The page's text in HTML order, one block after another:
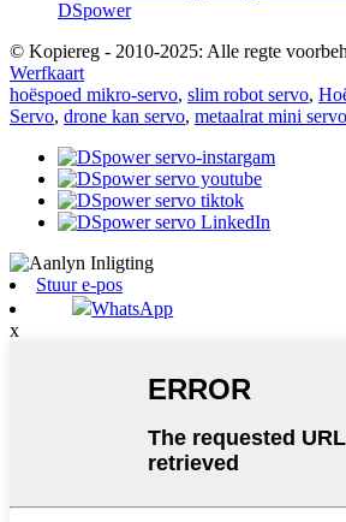
© Kopiereg - 2010-2025: Alle regte
Werfkaart
hoëspoed mikro-servo, slim robot servo,
Servo, drone kan servo, metaalrat mini servo
Stuur e-pos
WhatsApp
x